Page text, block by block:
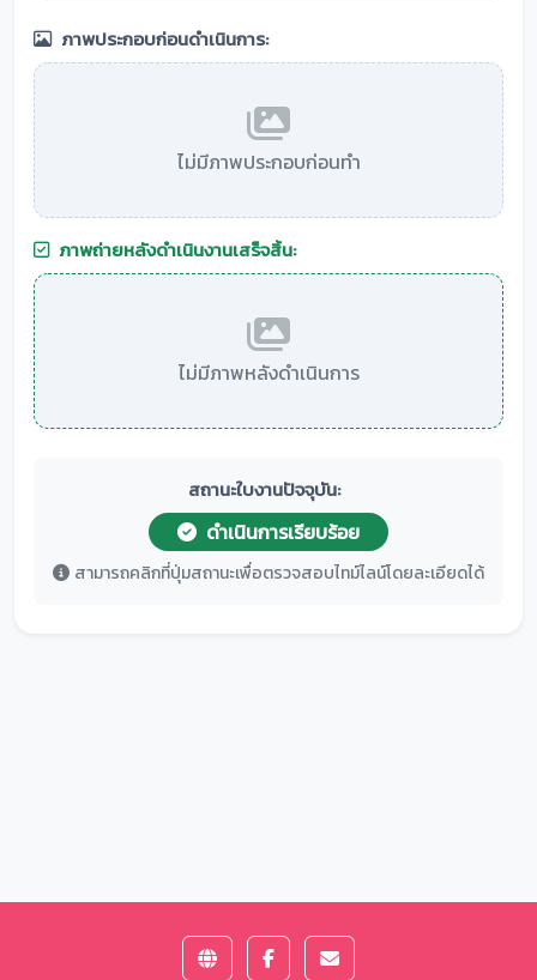
ภาพประกอบก่อนดำเนินการ:
ไม่มีภาพประกอบก่อนทำ
ภาพถ่ายหลังดำเนินงานเสร็จสิ้น:
ไม่มีภาพหลังดำเนินการ
สถานะใบงานปัจจุบัน:
ดำเนินการเรียบร้อย
สามารถคลิกที่ปุ่มสถานะเพื่อตรวจสอบไทม์ไลน์โดยละเอียดได้